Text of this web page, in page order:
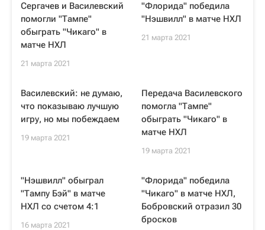
Сергачев и Василевский
помогли "Тампе"
обыграть "Чикаго" в
матче НХЛ
21 марта 2021
"Флорида" победила
"Нэшвилл" в матче НХЛ
21 марта 2021
Василевский: не думаю,
что показываю лучшую
игру, но мы побеждаем
19 марта 2021
Передача Василевского
помогла "Тампе"
обыграть "Чикаго" в
матче НХЛ
19 марта 2021
"Нэшвилл" обыграл
"Тампу Бэй" в матче
НХЛ со счетом 4:1
16 марта 2021
"Флорида" победила
"Чикаго" в матче НХЛ,
Бобровский отразил 30
бросков